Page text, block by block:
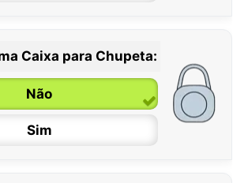
Caixa para Chupeta:
Não
Sim